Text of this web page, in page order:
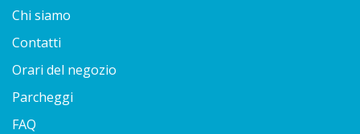
Chi siamo
Contatti
Orari del negozio
Parcheggi
FAQ